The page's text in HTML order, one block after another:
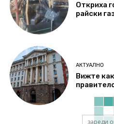
Откриха
райски
АКТУАЛНО
Вижте
зареди